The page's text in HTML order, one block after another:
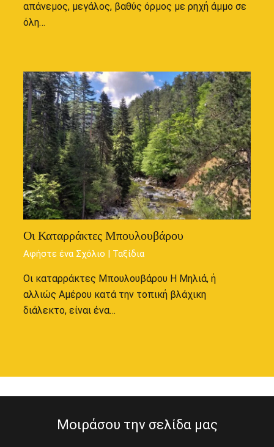
απάνεμος, μεγάλος, βαθύς όρμος με ρηχή άμμο σε
όλη…
Οι Καταρράκτες Μπουλουβάρου
Αφήστε ένα Σχόλιο | Ταξίδια
Οι καταρράκτες Μπουλουβάρου Η Μηλιά, ή
αλλιώς Αμέρου κατά την τοπική βλάχικη
διάλεκτο, είναι ένα…
Μοιράσου την σελίδα μας